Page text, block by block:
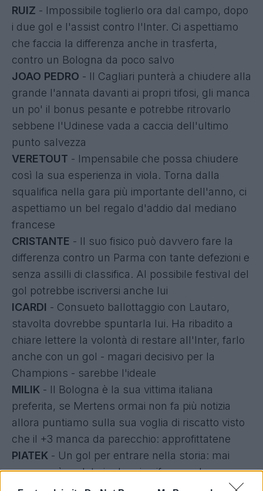
RUIZ - Impossibile toglierlo ora dal campo, dopo
i due gol e l'assist contro l'Inter. Ci aspettiamo
che faccia la differenza anche in trasferta,
contro un Bologna da poco salvo
JOAO PEDRO - Il Cagliari punterà a chiudere alla
grande l'annata davanti ai propri tifosi, gli manca
un po' il bonus pesante e potrebbe ritrovarlo
sebbene l'Udinese vada a caccia dell'ultimo
punto salvezza
VERETOUT - Impensabile che possa chiudere
così la sua esperienza in viola. Torna dalla
squalifica nella gara più importante dell'anno, ci
aspettiamo un bel regalo d'addio dal mediano
francese
CRISTANTE - Il suo fisico può davvero fare la
differenza contro un Parma con tante defezioni e
senza assilli di classifica. Al possibile festival del
gol potrebbe iscriversi anche lui
ICARDI - Consueto ballottaggio con Lautaro,
stavolta dovrebbe spuntarla lui. Ha ribadito a
chiare lettere la volontà di restare all'Inter, farlo
anche con un gol - magari decisivo per la
Champions - sarebbe l'ideale
MILIK - Il Bologna è la sua vittima italiana
preferita, se Mertens ormai non fa più notizia
allora puntiamo sulla sua voglia di riscatto visto
che il +3 manca da parecchio: approfittatene
PIATEK - Un gol per entrare nella storia: mai
nessuno è andato in doppia cifra con due
squadre diverse nello stesso torneo di Serie A.